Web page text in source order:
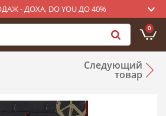
- ДОХА, DO YOU ДО 40%
0
Следующий
товар